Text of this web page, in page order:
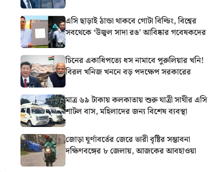
এসি ছাড়াই ঠান্ডা থাকবে গোটা বিল্ডিং, বিশ্বের
সবথেকে ‘উজ্বল সাদা রঙ’ আবিষ্কার গবেষকদের
চিনের একাধিপত্যে ধস নামাবে পুরুলিয়ার খনি!
বিরল খনিজ খননে বড় পদক্ষেপ সরকারের
মাত্র ৬৯ টাকায় কলকাতায় শুরু যাত্রী সাথীর এসি
শাটল বাস, মহিলাদের জন্য বিশেষ ব্যবস্থা
জোড়া ঘূর্ণাবর্তের জেরে ভারী বৃষ্টির সম্ভাবনা
দক্ষিণবঙ্গের ৮ জেলায়, আজকের আবহাওয়া